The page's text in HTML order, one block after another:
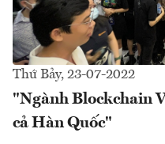
Thứ Bảy, 23-07-2022
"Ngành Blockchain
cả Hàn Quốc"